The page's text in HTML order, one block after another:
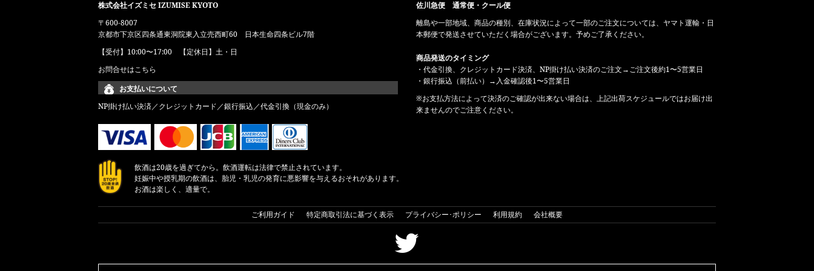
株式会社イズミセ IZUMISE KYOTO
〒600-8007
京都市下京区四条通東洞院東入立売西町60 日本生命四条ビル7階
【受付】10:00〜17:00 【定休日】土・日
お問合せはこちら
お支払いについて
NP掛け払い決済／クレジットカード／銀行振込／代金引換（現金のみ）
佐川急便 通常便・クール便
離島や一部地域、商品の種別、在庫状況によって一部のご注文については、ヤマト運輸・日
本郵便で発送させていただく場合がございます。予めご了承ください。
商品発送のタイミング
・代金引換、クレジットカード決済、NP掛け払い決済のご注文→ご注文後約1〜5営業日
・銀行振込（前払い）→入金確認後1〜5営業日
※お支払方法によって決済のご確認が出来ない場合は、上記出荷スケジュールではお届け出
来ませんのでご注意ください。
飲酒は20歳を過ぎてから。飲酒運転は法律で禁止されています。
妊娠中や授乳期の飲酒は、胎児・乳児の発育に悪影響を与えるおそれがあります。
お酒は楽しく、適量で。
ご利用ガイド 特定商取引法に基づく表示 プライバシー･ポリシー 利用規約 会社概要